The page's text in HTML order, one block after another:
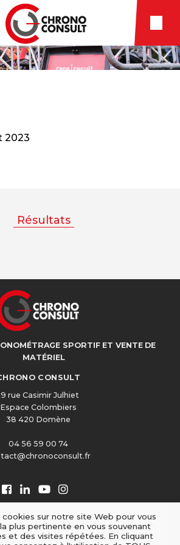
2023
Résultats
SPORTIF ET VENTE DE
MATÉRIEL
CONSULT
rue Casimir Julhiet
Espace Colombiers
38 420 Domène
04 56 59 00 74
cookies sur notre site Web pour vous
plus pertinente en vous souvenant
et des visites répétées. En cliquant